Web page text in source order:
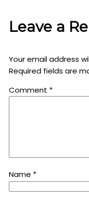
Leave a
Your email address
Required fields are
Comment *
Name *